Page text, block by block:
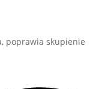
poprawia skupienie